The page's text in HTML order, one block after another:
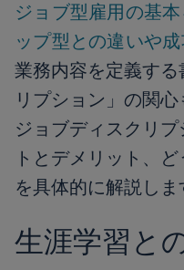
ジョブ型雇用の基
ップ型との違いや
業務内容を定義す
リプション」の関心
ジョブディスクリ
トとデメリット、
を具体的に解説しま
生涯学習と